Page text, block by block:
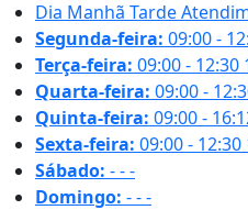
Dia Manhã Tarde
Segunda-feira: 09:00 -
Terça-feira: 09:00 - 12:30
Quarta-feira: 09:00 -
Quinta-feira: 09:00 -
Sexta-feira: 09:00 - 12:30
Sábado: ---
Domingo: ---